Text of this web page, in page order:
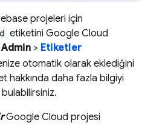
projeleri için
etiketini Google Cloud
> Etiketler
otomatik olarak eklediğini
hakkında daha fazla bilgiyi
Google Cloud projesi